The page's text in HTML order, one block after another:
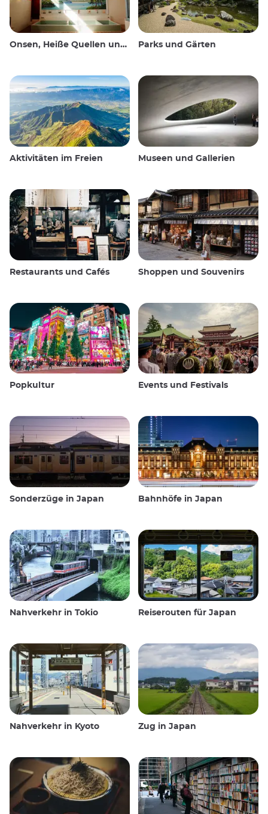
Onsen, Heiße Quellen und öffentliche Bäder Parks und Gärten
Aktivitäten im Freien Museen und Gallerien
Restaurants und Cafés Shoppen und Souvenirs
Popkultur Events und Festivals
Sonderzüge in Japan Bahnhöfe in Japan
Nahverkehr in Tokio Reiserouten für Japan
Nahverkehr in Kyoto Zug in Japan